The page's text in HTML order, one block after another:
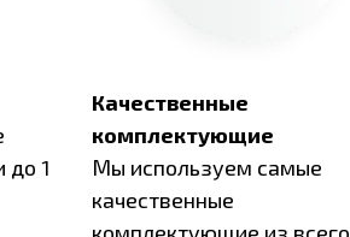
до 1
Качественные
комплектующие
Мы используем самые
качественные